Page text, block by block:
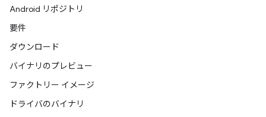
Android リポジトリ
要件
ダウンロード
バイナリのプレビュー
ファクトリー イメージ
ドライバのバイナリ